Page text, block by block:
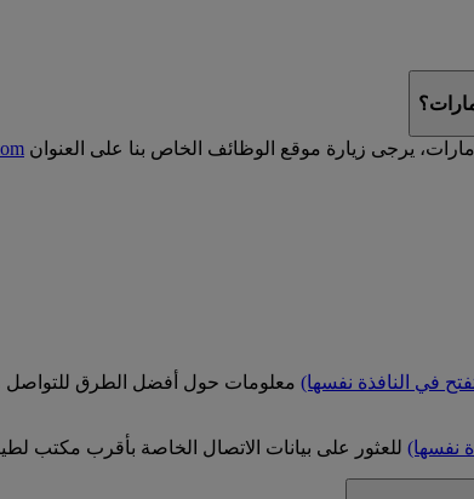
يرجى زيارة موقع الوظائف الخاص بنا على العنوان
في النافذة نفسها) معلومات حول أفضل الطرق للتواصل
نفسها) للعثور على بيانات الاتصال الخاصة بأقرب مكتب